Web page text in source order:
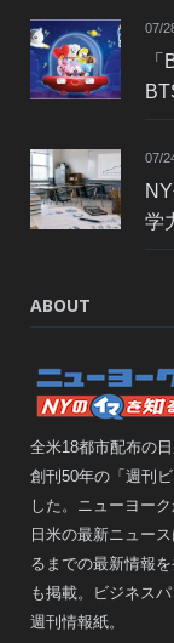
07/
07/
学
ABOUT
全米18都市配布の
創刊50年の「週刊
した。ニューヨー
日米の最新ニュー
るまでの最新情報
も掲載。ビジネス
週刊情報紙。